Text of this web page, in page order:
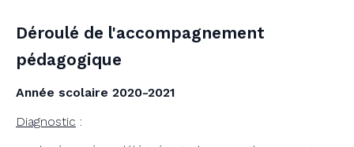
Déroulé de l'accompagnement
pédagogique
Année scolaire 2020-2021
Diagnostic :